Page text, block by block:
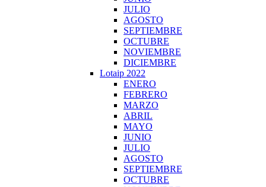
JULIO
AGOSTO
SEPTIEMBRE
OCTUBRE
NOVIEMBRE
DICIEMBRE
Lotaip 2022
ENERO
FEBRERO
MARZO
ABRIL
MAYO
JUNIO
JULIO
AGOSTO
SEPTIEMBRE
OCTUBRE